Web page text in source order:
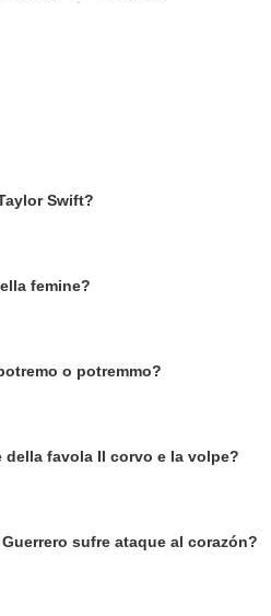
Swift?
femine?
o potremmo?
della favola Il corvo e la volpe?
sufre ataque al corazón?